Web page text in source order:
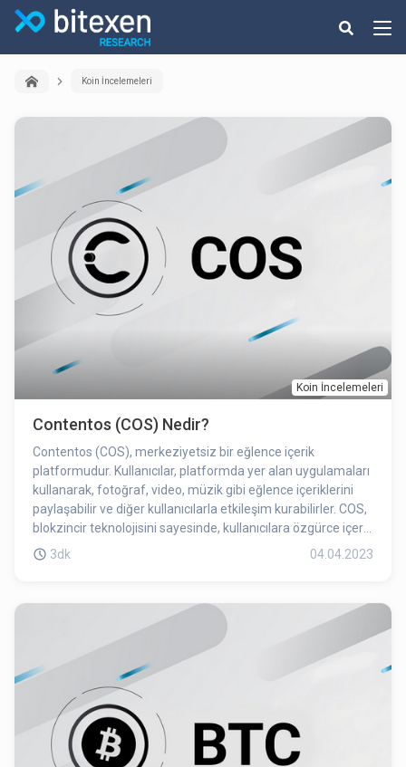
Koin İncelemeleri
Koin İncelemeleri
Contentos (COS) Nedir?
Contentos (COS), merkeziyetsiz bir eğlence içerik
platformudur. Kullanıcılar, platformda yer alan uygulamaları
kullanarak, fotoğraf, video, müzik gibi eğlence içeriklerini
paylaşabilir ve diğer kullanıcılarla etkileşim kurabilirler. COS,
blokzincir teknolojisini sayesinde, kullanıcılara özgürce içerik
oluşturma ve paylaşma imkanı sunmaktadır.
3dk 04.04.2023